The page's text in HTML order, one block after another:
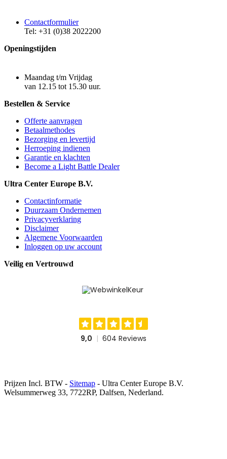
Contactformulier
Tel: +31 (0)38 2022200
Openingstijden
Maandag t/m Vrijdag
van 12.15 tot 15.30 uur.
Bestellen & Service
Offerte aanvragen
Betaalmethodes
Bezorging en levertijd
Herroeping indienen
Garantie en klachten
Become a Light Battle Dealer
Ultra Center Europe B.V.
Contactinformatie
Duurzaam Ondernemen
Privacyverklaring
Disclaimer
Algemene Voorwaarden
Inloggen op uw account
Veilig en Vertrouwd
Prijzen Incl. BTW - Sitemap - Ultra Center Europe B.V.
Welsummerweg 33, 7722RP, Dalfsen, Nederland.